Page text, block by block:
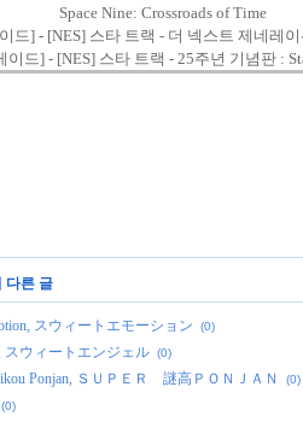
Space Nine: Crossroads of Time
드] - [NES] 스타 트랙 - 더 넥스트 제네레이
드] - [NES] 스타 트랙 - 25주년 기념판 :
다른 글
スウィートエモーション (0)
スウィートエンジェル (0)
Ponjan, ＳＵＰＥＲ 謎高ＰＯＮＪＡＮ (0)
(0)